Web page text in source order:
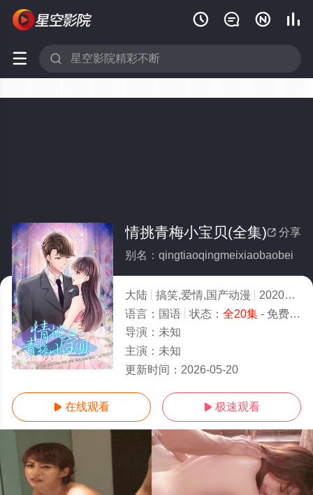
   
 
全20集/大结局
 分享
情挑青梅小宝贝(全集)
别名：qingtiaoqingmeixiaobaobei
大陆 搞笑,爱情,国产动漫 2020
2.0
语言： 国语 状态： 全20集- 免费在线观看
导演： 未知
主演： 未知
更新时间： 2026-05-20
 在线观看  极速观看